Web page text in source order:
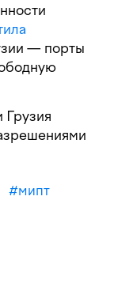
— порты
Грузия
#мипт